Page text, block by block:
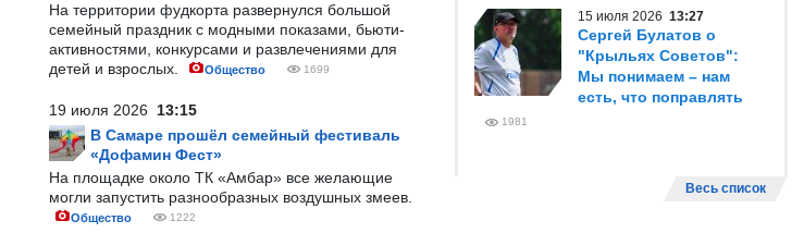
На территории фудкорта развернулся большой
семейный праздник с модными показами, бьюти-
активностями, конкурсами и развлечениями для
детей и взрослых.
Общество 1699
19 июля 2026 13:15
В Самаре прошёл семейный фестиваль
«Дофамин Фест»
На площадке около ТК «Амбар» все желающие
могли запустить разнообразных воздушных змеев.
Общество 1222
15 июля 2026 13:27
Сергей Булатов о
"Крыльях Советов":
Мы понимаем – нам
есть, что поправлять
1981
Весь список